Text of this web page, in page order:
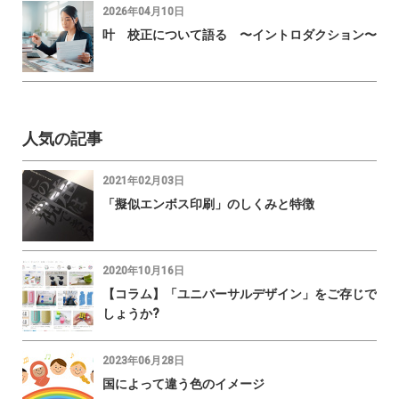
2026年04月10日
叶 校正について語る 〜イントロダクション〜
人気の記事
2021年02月03日
「擬似エンボス印刷」のしくみと特徴
2020年10月16日
【コラム】「ユニバーサルデザイン」をご存じで
しょうか?
2023年06月28日
国によって違う色のイメージ